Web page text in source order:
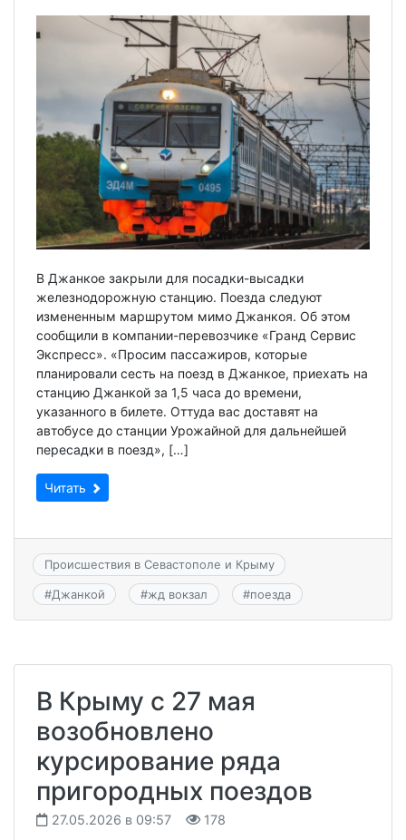
В Джанкое закрыли для посадки-высадки
железнодорожную станцию. Поезда следуют
измененным маршрутом мимо Джанкоя. Об этом
сообщили в компании-перевозчике «Гранд Сервис
Экспресс». «Просим пассажиров, которые
планировали сесть на поезд в Джанкое, приехать на
станцию Джанкой за 1,5 часа до времени,
указанного в билете. Оттуда вас доставят на
автобусе до станции Урожайной для дальнейшей
пересадки в поезд», […]
Читать
Происшествия в Севастополе и Крыму
#Джанкой #жд вокзал #поезда
В Крыму с 27 мая
возобновлено
курсирование ряда
пригородных поездов
27.05.2026 в 09:57 178